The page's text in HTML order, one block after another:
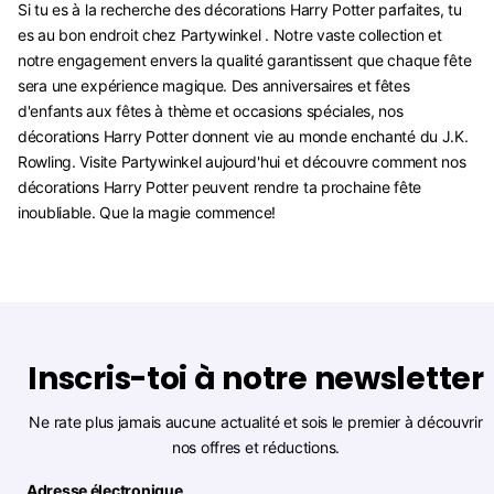
Si tu es à la recherche des décorations Harry Potter parfaites, tu
es au bon endroit chez Partywinkel . Notre vaste collection et
notre engagement envers la qualité garantissent que chaque fête
sera une expérience magique. Des anniversaires et fêtes
d'enfants aux fêtes à thème et occasions spéciales, nos
décorations Harry Potter donnent vie au monde enchanté du J.K.
Rowling. Visite Partywinkel aujourd'hui et découvre comment nos
décorations Harry Potter peuvent rendre ta prochaine fête
inoubliable. Que la magie commence!
Inscris-toi à notre newsletter
Ne rate plus jamais aucune actualité et sois le premier à découvrir
nos offres et réductions.
Adresse électronique